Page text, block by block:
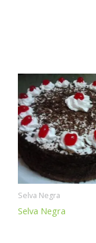
Selva Negra
Selva Negra